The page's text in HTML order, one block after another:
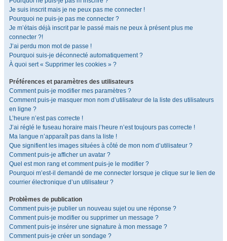
Je suis inscrit mais je ne peux pas me connecter !
Pourquoi ne puis-je pas me connecter ?
Je m’étais déjà inscrit par le passé mais ne peux à présent plus me
connecter ?!
J’ai perdu mon mot de passe !
Pourquoi suis-je déconnecté automatiquement ?
À quoi sert « Supprimer les cookies » ?
Préférences et paramètres des utilisateurs
Comment puis-je modifier mes paramètres ?
Comment puis-je masquer mon nom d’utilisateur de la liste des utilisateurs
en ligne ?
L’heure n’est pas correcte !
J’ai réglé le fuseau horaire mais l’heure n’est toujours pas correcte !
Ma langue n’apparaît pas dans la liste !
Que signifient les images situées à côté de mon nom d’utilisateur ?
Comment puis-je afficher un avatar ?
Quel est mon rang et comment puis-je le modifier ?
Pourquoi m’est-il demandé de me connecter lorsque je clique sur le lien de
courrier électronique d’un utilisateur ?
Problèmes de publication
Comment puis-je publier un nouveau sujet ou une réponse ?
Comment puis-je modifier ou supprimer un message ?
Comment puis-je insérer une signature à mon message ?
Comment puis-je créer un sondage ?